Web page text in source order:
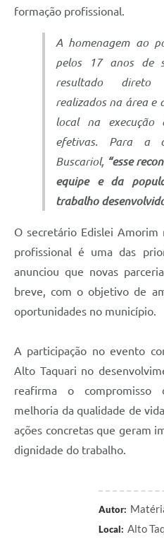
formação profissional.
A homenagem ao
pelos 17 anos de
resultado direto
realizados na área e
local na execução
efetivas. Para a
Buscariol, “esse
equipe e da
trabalho
O secretário Edislei
profissional é uma das
anunciou que novas
breve, com o objetivo de
oportunidades no município.
A participação no evento
Alto Taquari no
reafirma o compromisso
melhoria da qualidade de
ações concretas que geram
dignidade do trabalho.
Autor:
Local: Alto